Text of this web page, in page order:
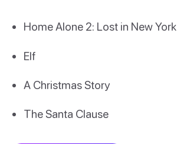
Home Alone 2: Lost in New York
Elf
A Christmas Story
The Santa Clause